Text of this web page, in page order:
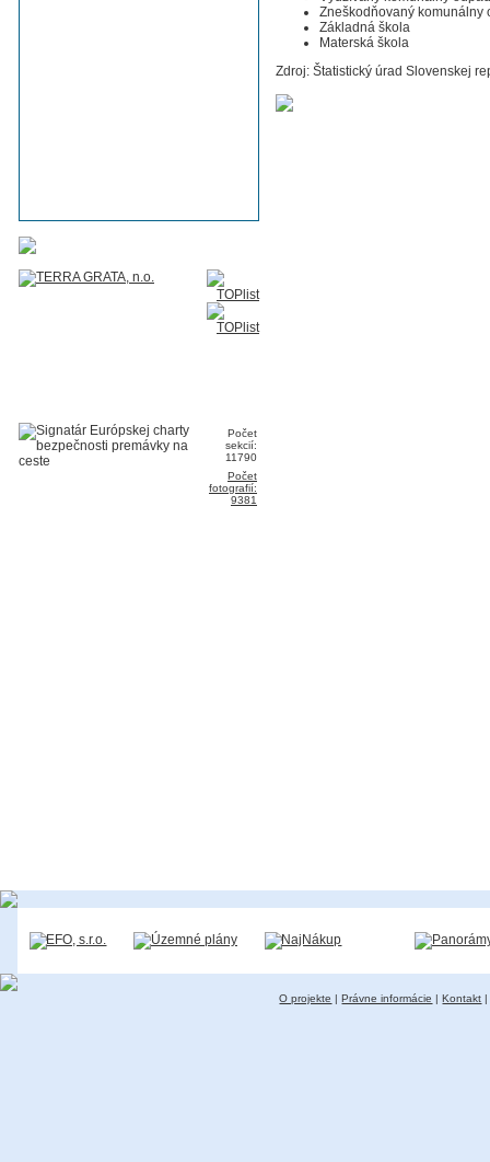
Počet
sekcií:
11790
Počet
fotografií:
9381
Zneškodňovaný komunálny
Základná škola
Materská škola
Zdroj: Štatistický úrad Slovenskej
O projekte |Právne informácie |Kontakt